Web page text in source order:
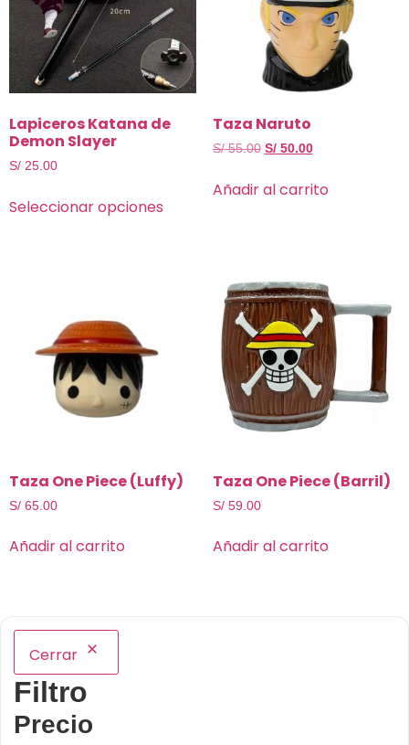
Lapiceros Katana de
Demon Slayer
S/ 25.00
Seleccionar opciones
Taza Naruto
S/55.00 S/50.00
Añadir al carrito
Taza One Piece (Luffy)
S/ 65.00
Añadir al carrito
Taza One Piece (Barril)
S/59.00
Añadir al carrito
Cerrar
Filtro
Precio